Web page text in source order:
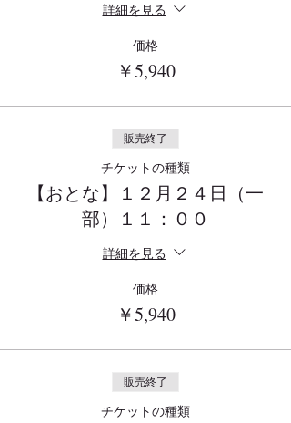
詳細を見る
価格
￥5,940
販売終了
チケットの種類
【おとな】１２月２４日（一
部）１１：００
詳細を見る
価格
￥5,940
販売終了
チケットの種類